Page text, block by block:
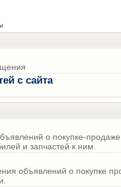
с сайта
о покупке-продаже
и запчастей к ним.
объявлений о покупке